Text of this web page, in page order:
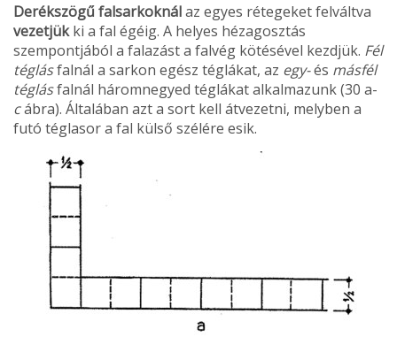
Derékszögű falsarkoknálaz egyes rétegeket fel­váltva
vezetjükki a fal égéig. A helyes hézag­osztás
szempontjából a falazást a falvég kötésével kezdjük. Fél
téglásfalnál a sarkon egész téglákat, az egy-és másfél
téglásfalnál háromnegyed téglákat alkalmazunk (30 a-
cábra). Általában azt a sort kell átvezetni, melyben a
futó téglasor a fal külső szélére esik.